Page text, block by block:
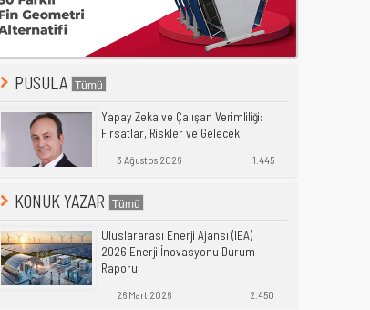
PUSULA
Yapay Zeka ve Çalışan Verimliliği:
Fırsatlar, Riskler ve Gelecek
3 Ağustos 2026 1.445
KONUK YAZAR
Uluslararası Enerji Ajansı (IEA)
2026 Enerji İnovasyonu Durum
Raporu
26 Mart 2026 2.450